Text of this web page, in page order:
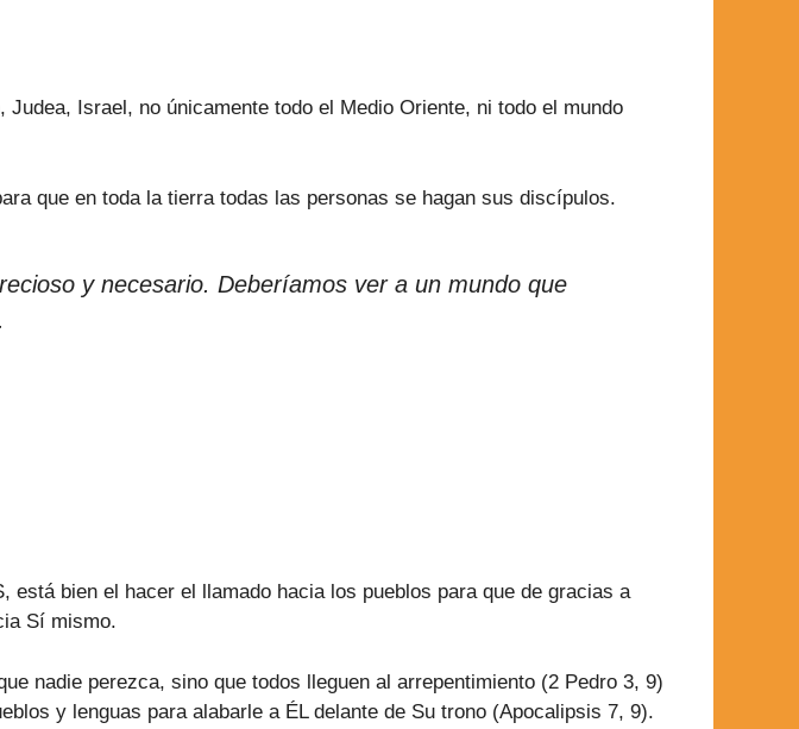
Israel, no únicamente todo el Medio Oriente, ni todo el mundo
que en toda la tierra todas las personas se hagan sus discípulos.
y necesario. Deberíamos ver a un mundo que
bien el hacer el llamado hacia los pueblos para que de gracias a
Sí mismo.
nadie perezca, sino que todos lleguen al arrepentimiento (2 Pedro 3, 9)
y lenguas para alabarle a ÉL delante de Su trono (Apocalipsis 7, 9).